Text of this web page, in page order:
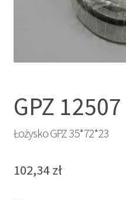
GPZ 12507
Łożysko GPZ 35*72*23
102,34 zł